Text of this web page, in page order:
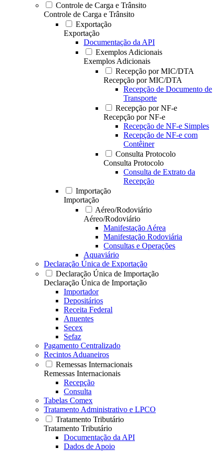
Controle de Carga e Trânsito
Controle de Carga e Trânsito
Exportação
Exportação
Documentação da API
Exemplos Adicionais
Exemplos Adicionais
Recepção por MIC/DTA
Recepção por MIC/DTA
Recepção de Documento de
Transporte
Recepção por NF-e
Recepção por NF-e
Recepção de NF-e Simples
Recepção de NF-e com
Contêiner
Consulta Protocolo
Consulta Protocolo
Consulta de Extrato da
Recepção
Importação
Importação
Aéreo/Rodoviário
Aéreo/Rodoviário
Manifestação Aérea
Manifestação Rodoviária
Consultas e Operações
Aquaviário
Declaração Única de Exportação
Declaração Única de Importação
Declaração Única de Importação
Importador
Depositários
Receita Federal
Anuentes
Secex
Sefaz
Pagamento Centralizado
Recintos Aduaneiros
Remessas Internacionais
Remessas Internacionais
Recepção
Consulta
Tabelas Comex
Tratamento Administrativo e LPCO
Tratamento Tributário
Tratamento Tributário
Documentação da API
Dados de Apoio